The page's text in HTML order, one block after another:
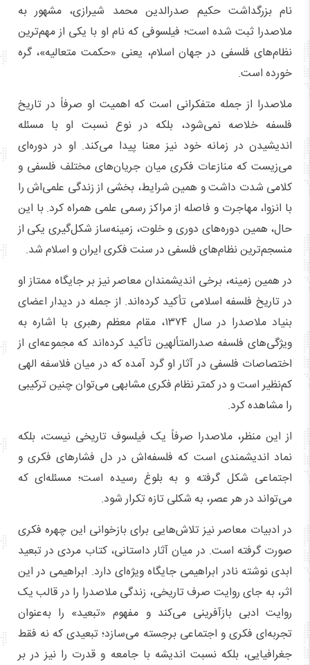
نام بزرگداشت حکیم صدرالدین محمد شیرازی، مشهور به
ملاصدرا ثبت شده است؛ فیلسوفی که نام او با یکی از مهم‌ترین
نظام‌های فلسفی در جهان اسلام، یعنی «حکمت متعالیه»، گره
خورده است.
ملاصدرا از جمله متفکرانی است که اهمیت او صرفاً در تاریخ
فلسفه خلاصه نمی‌شود، بلکه در نوع نسبت او با مسئله
اندیشیدن در زمانه خود نیز معنا پیدا می‌کند. او در دوره‌ای
می‌زیست که منازعات فکری میان جریان‌های مختلف فلسفی و
کلامی شدت داشت و همین شرایط، بخشی از زندگی علمی‌اش را
با انزوا، مهاجرت و فاصله از مراکز رسمی علمی همراه کرد. با این
حال، همین دوره‌های دوری و خلوت، زمینه‌ساز شکل‌گیری یکی از
منسجم‌ترین نظام‌های فلسفی در سنت فکری ایران و اسلام شد.
در همین زمینه، برخی اندیشمندان معاصر نیز بر جایگاه ممتاز او
در تاریخ فلسفه اسلامی تأکید کرده‌اند. از جمله در دیدار اعضای
بنیاد ملاصدرا در سال ۱۳۷۴، مقام معظم رهبری با اشاره به
ویژگی‌های فلسفه صدرالمتألهین تأکید کرده‌اند که مجموعه‌ای از
اختصاصات فلسفی در آثار او گرد آمده که در میان فلاسفه الهی
کم‌نظیر است و در کمتر نظام فکری مشابهی می‌توان چنین ترکیبی
را مشاهده کرد.
از این منظر، ملاصدرا صرفاً یک فیلسوف تاریخی نیست، بلکه
نماد اندیشمندی است که فلسفه‌اش در دل فشارهای فکری و
اجتماعی شکل گرفته و به بلوغ رسیده است؛ مسئله‌ای که
می‌تواند در هر عصر، به شکلی تازه تکرار شود.
در ادبیات معاصر نیز تلاش‌هایی برای بازخوانی این چهره فکری
صورت گرفته است. در میان آثار داستانی، کتاب مردی در تبعید
ابدی نوشته نادر ابراهیمی جایگاه ویژه‌ای دارد. ابراهیمی در این
اثر، به جای روایت صرف تاریخی، زندگی ملاصدرا را در قالب یک
روایت ادبی بازآفرینی می‌کند و مفهوم «تبعید» را به‌عنوان
تجربه‌ای فکری و اجتماعی برجسته می‌سازد؛ تبعیدی که نه فقط
جغرافیایی، بلکه نسبت اندیشه با جامعه و قدرت را نیز در بر